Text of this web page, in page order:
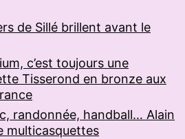
de Sillé brillent avant le
c’est toujours une
Tisserond en bronze aux
randonnée, handball… Alain
multicasquettes